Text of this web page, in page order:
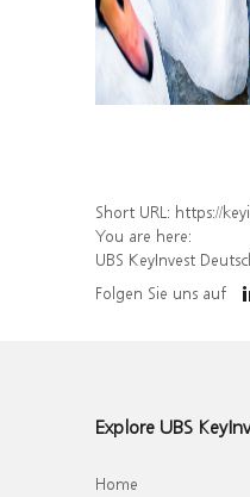
Short URL: https://keyinvest-
You are here:
UBS KeyInvest
Folgen Sie uns auf
Explore UBS
Home